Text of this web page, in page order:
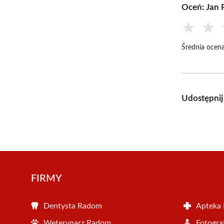
Oceń: Jan
★ ★
Średnia
Udostępnij
FIRMY
Dentysta Radom Apteka